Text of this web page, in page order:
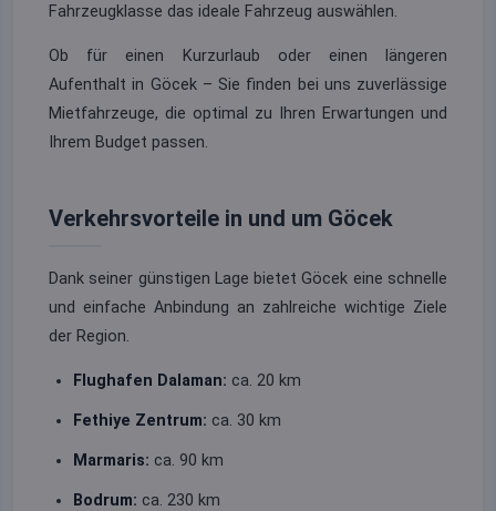
Fahrzeugklasse das ideale Fahrzeug auswählen.
Ob für einen Kurzurlaub oder einen längeren
Aufenthalt in Göcek – Sie finden bei uns zuverlässige
Mietfahrzeuge, die optimal zu Ihren Erwartungen und
Ihrem Budget passen.
Verkehrsvorteile in und um Göcek
Dank seiner günstigen Lage bietet Göcek eine schnelle
und einfache Anbindung an zahlreiche wichtige Ziele
der Region.
Flughafen Dalaman: ca. 20 km
Fethiye Zentrum: ca. 30 km
Marmaris: ca. 90 km
Bodrum: ca. 230 km